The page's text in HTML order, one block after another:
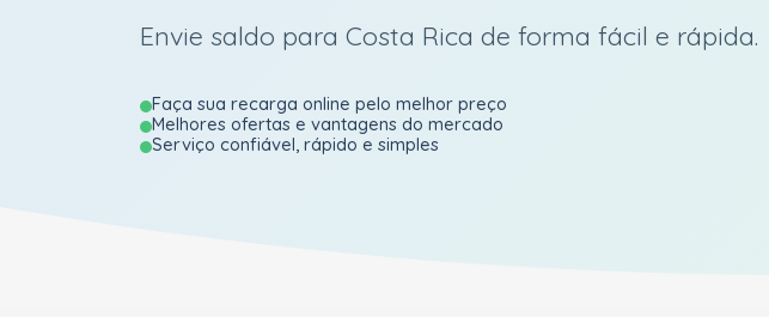
Envie saldo para Costa Rica de forma fácil e rápida.
Faça sua recarga online pelo melhor preço
Melhores ofertas e vantagens do mercado
Serviço confiável, rápido e simples